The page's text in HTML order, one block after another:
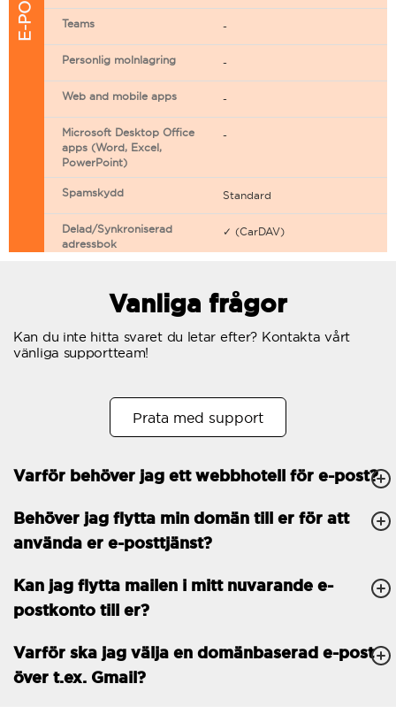
Teams -
Personlig molnlagring -
Web and mobile apps -
Microsoft Desktop Office
apps (Word, Excel,
PowerPoint)
-
Spamskydd Standard
Delad/Synkroniserad
adressbok
✓ (CarDAV)
Vidarebefordring av e-post
30
-
GENERELLA FUNKTIONER
Gratis e-post &
telefonsupport
Gratis konfiguration
30 dagars öppet köp
30 dagars kostnadsfritt
Vanliga frågor
Kan du inte hitta svaret du letar efter? Kontakta vårt
vänliga supportteam!
Prata med support
Varför behöver jag ett webbhotell för e-post?
Behöver jag flytta min domän till er för att
använda er e-posttjänst?
Kan jag flytta mailen i mitt nuvarande e-
postkonto till er?
Varför ska jag välja en domänbaserad e-post
över t.ex. Gmail?